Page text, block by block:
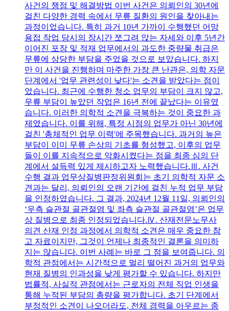
사건의 쟁점 및 해결방법 이번 사건은 의뢰인의 30년에
걸친 다양한 경력 속에서 무릎 질환의 원인을 찾아내는
과정이었습니다. 특히 과거 10년 가까이 수행했던 어망
용접 작업 당시의 장시간 쪼그려 앉는 자세와 이후 5년간
이어진 포장 및 적재 업무에서의 과도한 중량물 취급은
무릎에 상당한 부담을 주었을 것으로 보았습니다. 하지
만 이 사건을 진행하며 마주한 가장 큰 난관은, 의학 자문
단계에서 '업무 관련성이 낮다'는 소견을 받았다는 점이
었습니다. 최근에 수행한 청소 업무의 부담이 크지 않고,
무릎 부담이 높았던 작업은 16년 전에 끝났다는 이유였
습니다. 이러한 의학적 소견을 극복하는 것이 중요한 과
제였습니다. 이를 위해, 특정 시점의 업무가 아닌 30년에
걸친 '총체적인 업무 이력'에 주목했습니다. 과거의 높은
부담이 이미 무릎 손상의 기초를 형성했고, 이후의 업무
들이 이를 지속적으로 악화시켰다는 점을 최종 심의 단
계에서 설득력 있게 제시하고자 노력했습니다.Ⅲ. 사건
수행 결과 업무상질병판정위원회는 초기 의학적 자문 소
견과는 달리, 의뢰인의 오랜 기간에 걸친 누적 업무 부담
을 인정하였습니다. 그 결과, 2024년 12월 11일, 의뢰인의
‘우측 슬관절 골관절염 및 좌측 슬관절 골관절염’은 업무
상 질병으로 최종 인정되었습니다.Ⅳ. 산재전문노무사
의견 산재 인정 과정에서 의학적 소견은 매우 중요한 참
고 자료이지만, 그것이 언제나 최종적인 결론을 의미하
지는 않습니다. 이번 사례는 바로 그 점을 보여줍니다. 의
학적 관점에서는 시간적으로 멀리 떨어진 과거의 업무와
현재 질병의 인과성을 낮게 평가할 수 있습니다. 하지만
법률적, 사실적 관점에서는 근로자의 전체 직업 인생을
통해 누적된 부담의 총량을 평가합니다. 초기 단계에서
부정적인 소견이 나오더라도, 전체 경력을 아우르는 종